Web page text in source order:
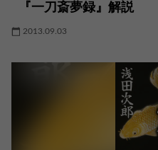
『一刀斎夢録』解説
2013.09.03